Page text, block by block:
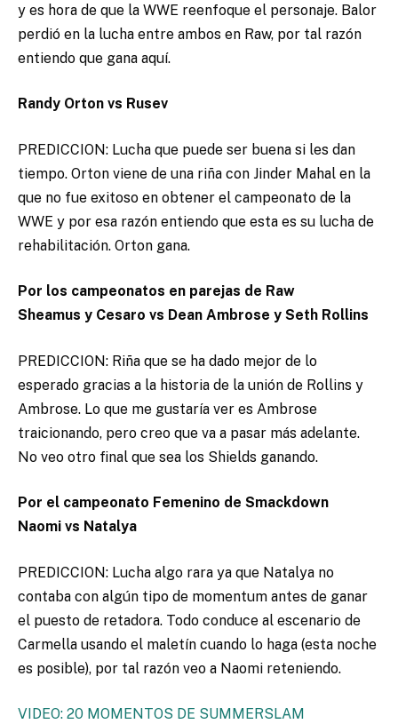
y es hora de que la WWE reenfoque el personaje. Balor
perdió en la lucha entre ambos en Raw, por tal razón
entiendo que gana aquí.
Randy Orton vs Rusev
PREDICCION: Lucha que puede ser buena si les dan
tiempo. Orton viene de una riña con Jinder Mahal en la
que no fue exitoso en obtener el campeonato de la
WWE y por esa razón entiendo que esta es su lucha de
rehabilitación. Orton gana.
Por los campeonatos en parejas de Raw
Sheamus y Cesaro vs Dean Ambrose y Seth Rollins
PREDICCION: Riña que se ha dado mejor de lo
esperado gracias a la historia de la unión de Rollins y
Ambrose. Lo que me gustaría ver es Ambrose
traicionando, pero creo que va a pasar más adelante.
No veo otro final que sea los Shields ganando.
Por el campeonato Femenino de Smackdown
Naomi vs Natalya
PREDICCION: Lucha algo rara ya que Natalya no
contaba con algún tipo de momentum antes de ganar
el puesto de retadora. Todo conduce al escenario de
Carmella usando el maletín cuando lo haga (esta noche
es posible), por tal razón veo a Naomi reteniendo.
VIDEO: 20 MOMENTOS DE SUMMERSLAM